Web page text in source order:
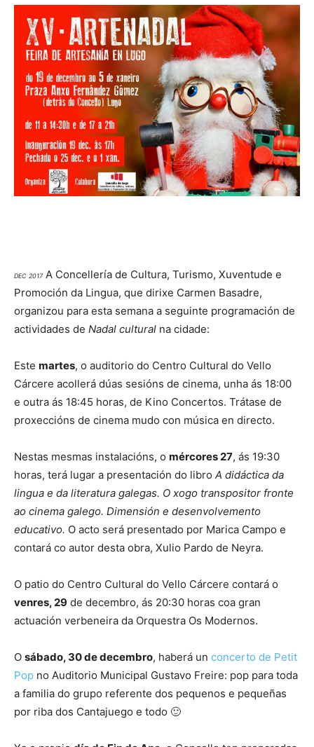
DEC 2017A Concellería de Cultura, Turismo, Xuventude e
Promoción da Lingua, que dirixe Carmen Basadre,
organizou para esta semana a seguinte programación de
actividades de Nadal cultural na cidade:
Este martes, o auditorio do Centro Cultural do Vello
Cárcere acollerá dúas sesións de cinema, unha ás 18:00
e outra ás 18:45 horas, de Kino Concertos. Trátase de
proxeccións de cinema mudo con música en directo.
Nestas mesmas instalacións, o mércores 27, ás 19:30
horas, terá lugar a presentación do libro A didáctica da
lingua e da literatura galegas. O xogo transpositor fronte
ao cinema galego. Dimensión e desenvolvemento
educativo. O acto será presentado por Marica Campo e
contará co autor desta obra, Xulio Pardo de Neyra.
O patio do Centro Cultural do Vello Cárcere contará o
venres, 29 de decembro, ás 20:30 horas coa gran
actuación verbeneira da Orquestra Os Modernos.
O sábado, 30 de decembro, haberá un concerto de Petit
Pop no Auditorio Municipal Gustavo Freire: pop para toda
a familia do grupo referente dos pequenos e pequeñas
por riba dos Cantajuego e todo 🙂